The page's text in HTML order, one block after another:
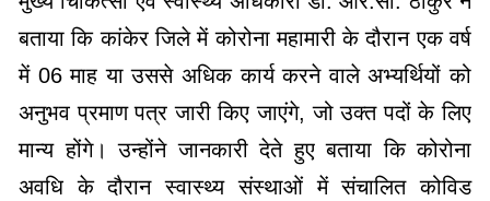
बताया कि कांकेर जिले में कोरोना महामारी के दौरान एक वर्ष
में 06 माह या उससे अधिक कार्य करने वाले अभ्यर्थियों को
अनुभव प्रमाण पत्र जारी किए जाएंगे, जो उक्त पदों के लिए
मान्य होंगे। उन्होंने जानकारी देते हुए बताया कि कोरोना
अवधि के दौरान स्वास्थ्य संस्थाओं में संचालित कोविड